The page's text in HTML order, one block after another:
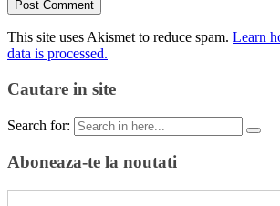
This site uses Akismet to reduce spam. Learn
data is processed.
Cautare in site
Search for:
Aboneaza-te la noutati